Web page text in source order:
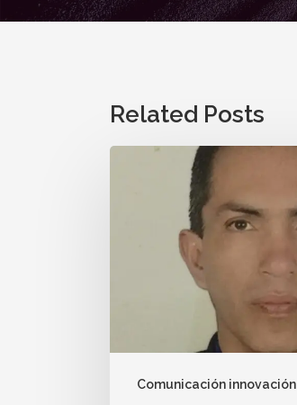
Related Posts
Comunicación innovación